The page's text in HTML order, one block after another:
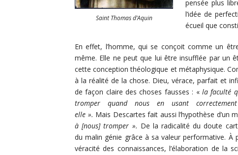
Saint Thomas d’Aquin
pensée plus
l’idée de
écueil que
En effet, l’homme, qui se conçoit comme un
même. Elle ne peut que lui être insufflée par un
cette conception théologique et métaphysique.
à la réalité de la chose. Dieu, vérace, parfait et
de façon claire des choses fausses : « la faculté
tromper quand nous en usant
elle ». Mais Descartes fait aussi l’hypothèse d’un
à [nous] tromper ». De la radicalité du doute
du malin génie grâce à sa valeur performative.
véracité des connaissances, l’élaboration de la